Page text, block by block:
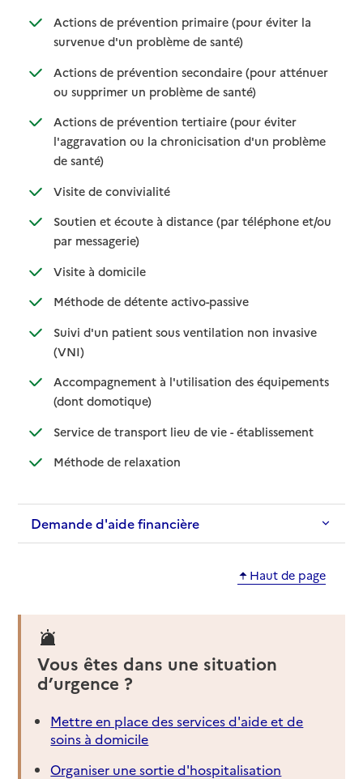
Actions de prévention primaire (pour éviter la
survenue d'un problème de santé): disponible
: non disponible
Actions de prévention secondaire (pour atténuer
ou supprimer un problème de santé): disponible
: non disponible
Actions de prévention tertiaire (pour éviter
l'aggravation ou la chronicisation d'un problème
de santé): disponible
: non disponible
Visite de convivialité: disponible
: non disponible
Soutien et écoute à distance (par téléphone et/ou
par messagerie): disponible
: non disponible
Visite à domicile: disponible
: non disponible
Méthode de détente activo-passive: disponible
: non disponible
Suivi d'un patient sous ventilation non invasive
(VNI)
: disponible
: non disponible
Accompagnement à l'utilisation des équipements
(dont domotique): disponible
: non disponible
Service de transport lieu de vie - établissement: disponible
: non
Méthode de relaxation: disponible
: non disponible
Demande d'aide financière
Haut de page
Vous êtes dans une situation
d’urgence ?
Mettre en place des services d'aide et de
soins à domicile
Organiser une sortie d'hospitalisation